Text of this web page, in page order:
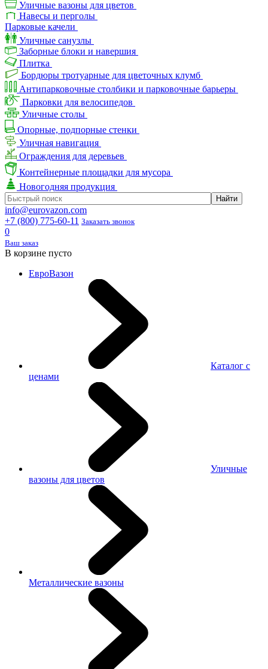
Уличные вазоны для цветов
Навесы и перголы
Парковые качели
Уличные санузлы
Заборные блоки и навершия
Плитка
Бордюры тротуарные для цветочных клумб
Антипарковочные столбики и парковочные барьеры
Парковки для велосипедов
Уличные столы
Опорные, подпорные стенки
Уличная навигация
Ограждения для деревьев
Контейнерные площадки для мусора
Новогодняя продукция
info@eurovazon.com
+7 (800) 775-60-11 Заказать звонок
0
Ваш заказ
В корзине пусто
ЕвроВазон
Каталог с
ценами
Уличные
вазоны для цветов
Металлические вазоны